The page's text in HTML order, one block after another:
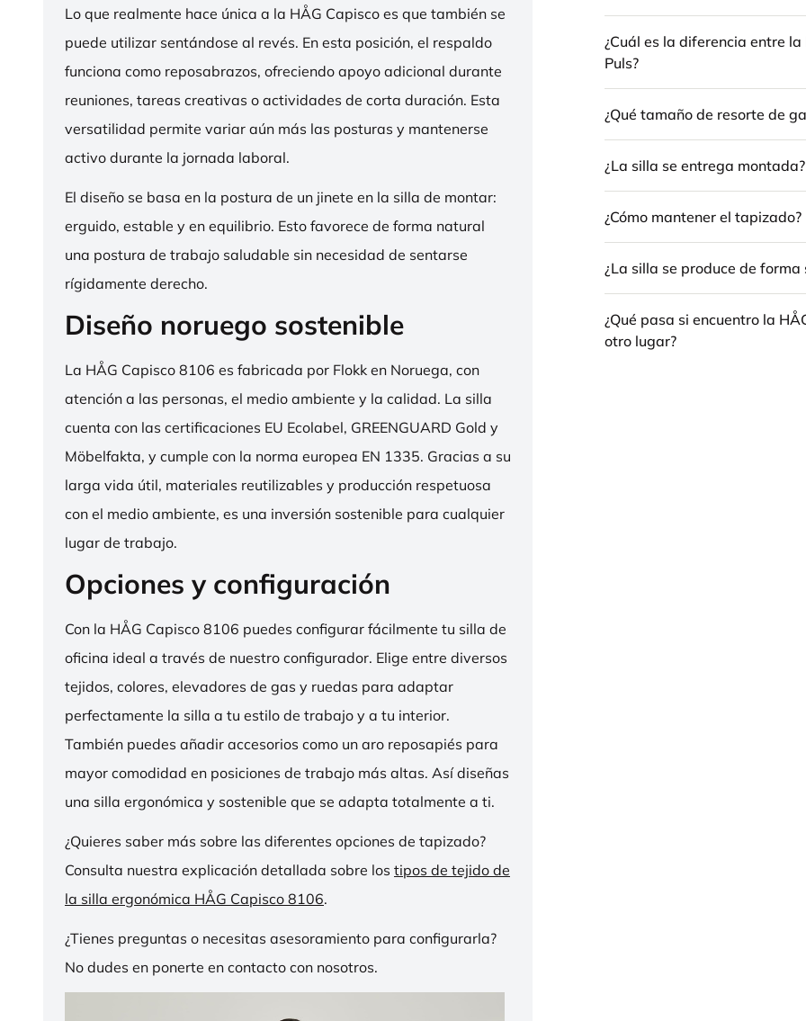
Lo que realmente hace única a la HÅG Capisco es que también se
puede utilizar sentándose al revés. En esta posición, el respaldo
funciona como reposabrazos, ofreciendo apoyo adicional durante
reuniones, tareas creativas o actividades de corta duración. Esta
versatilidad permite variar aún más las posturas y mantenerse
activo durante la jornada laboral.
El diseño se basa en la postura de un jinete en la silla de montar:
erguido, estable y en equilibrio. Esto favorece de forma natural
una postura de trabajo saludable sin necesidad de sentarse
rígidamente derecho.
Diseño noruego sostenible
La HÅG Capisco 8106 es fabricada por Flokk en Noruega, con
atención a las personas, el medio ambiente y la calidad. La silla
cuenta con las certificaciones EU Ecolabel, GREENGUARD Gold y
Möbelfakta, y cumple con la norma europea EN 1335. Gracias a su
larga vida útil, materiales reutilizables y producción respetuosa
con el medio ambiente, es una inversión sostenible para cualquier
lugar de trabajo.
Opciones y configuración
Con la HÅG Capisco 8106 puedes configurar fácilmente tu silla de
oficina ideal a través de nuestro configurador. Elige entre diversos
tejidos, colores, elevadores de gas y ruedas para adaptar
perfectamente la silla a tu estilo de trabajo y a tu interior.
También puedes añadir accesorios como un aro reposapiés para
mayor comodidad en posiciones de trabajo más altas. Así diseñas
una silla ergonómica y sostenible que se adapta totalmente a ti.
¿Quieres saber más sobre las diferentes opciones de tapizado?
Consulta nuestra explicación detallada sobre los tipos de tejido de
la silla ergonómica HÅG Capisco 8106.
¿Tienes preguntas o necesitas asesoramiento para configurarla?
No dudes en ponerte en contacto con nosotros.
¿Cuál es la diferencia entre
Puls?
¿Qué tamaño de resorte de
¿La silla se entrega montada?
¿Cómo mantener el tapizado?
¿La silla se produce de forma
¿Qué pasa si encuentro la
otro lugar?